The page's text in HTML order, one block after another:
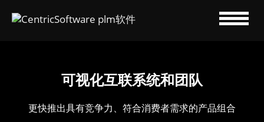
可视化互联系统和团队
更快推出具有竞争力、符合消费者需求的产品组合